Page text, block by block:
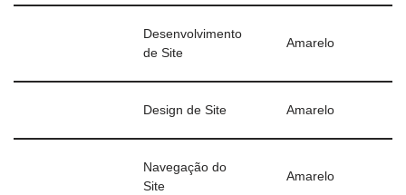
Desenvolvimento
de Site
Amarelo
Design de Site Amarelo
Navegação do
Site
Amarelo